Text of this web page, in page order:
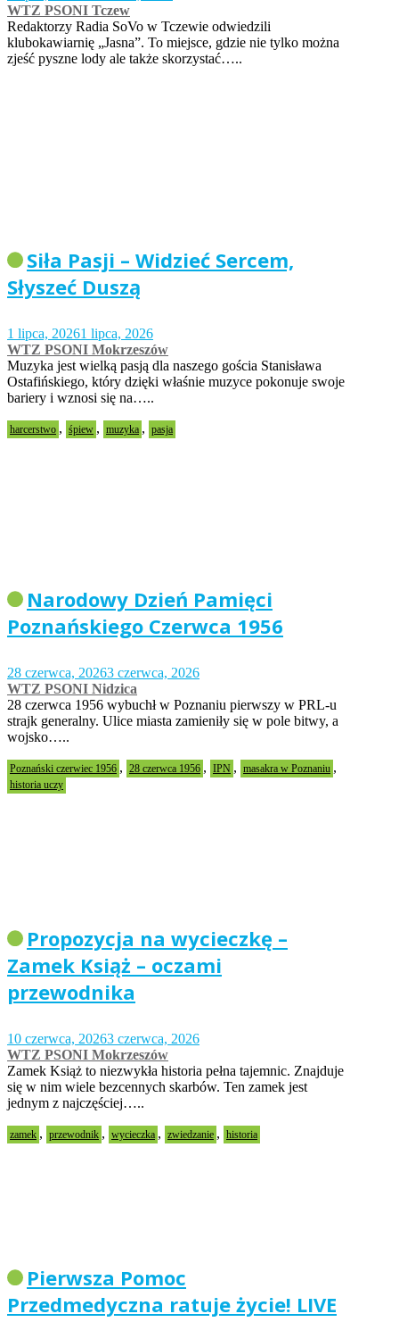
WTZ PSONI Tczew
Redaktorzy Radia SoVo w Tczewie odwiedzili
klubokawiarnię „Jasna”. To miejsce, gdzie nie tylko można
zjeść pyszne lody ale także skorzystać…..
Siła Pasji – Widzieć Sercem,
Słyszeć Duszą
1 lipca, 20261 lipca, 2026
WTZ PSONI Mokrzeszów
Muzyka jest wielką pasją dla naszego gościa Stanisława
Ostafińskiego, który dzięki właśnie muzyce pokonuje swoje
bariery i wznosi się na…..
harcerstwo , śpiew , muzyka , pasja
Narodowy Dzień Pamięci
Poznańskiego Czerwca 1956
28 czerwca, 20263 czerwca, 2026
WTZ PSONI Nidzica
28 czerwca 1956 wybuchł w Poznaniu pierwszy w PRL-u
strajk generalny. Ulice miasta zamieniły się w pole bitwy, a
wojsko…..
Poznański czerwiec 1956 , 28 czerwca 1956 , IPN , masakra w Poznaniu ,
historia uczy
Propozycja na wycieczkę –
Zamek Książ – oczami
przewodnika
10 czerwca, 20263 czerwca, 2026
WTZ PSONI Mokrzeszów
Zamek Książ to niezwykła historia pełna tajemnic. Znajduje
się w nim wiele bezcennych skarbów. Ten zamek jest
jednym z najczęściej…..
zamek , przewodnik , wycieczka , zwiedzanie , historia
Pierwsza Pomoc
Przedmedyczna ratuje życie! LIVE